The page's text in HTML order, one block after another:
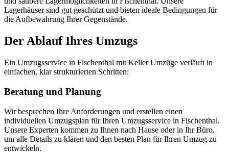
Lagerhäuser sind gut geschützt und bieten ideale Bedingungen für
die Aufbewahrung Ihrer Gegenstände.
Der Ablauf Ihres Umzugs
Ein Umzugsservice in Fischenthal mit Keller Umzüge verläuft in
einfachen, klar strukturierten Schritten:
Beratung und Planung
Wir besprechen Ihre Anforderungen und erstellen einen
individuellen Umzugsplan für Ihren Umzugsservice in Fischenthal.
Unsere Experten kommen zu Ihnen nach Hause oder in Ihr Büro,
um alle Details zu klären und den besten Plan für Ihren Umzug zu
entwickeln.